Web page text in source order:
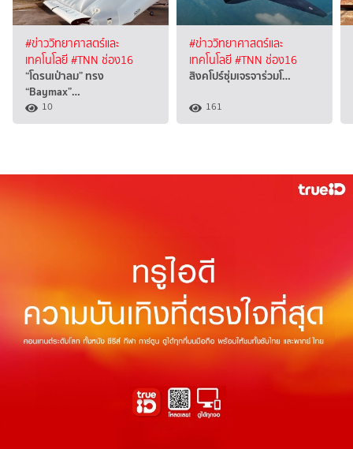
#ข่าววิทยาศาสตร์และ
เทคโนโลยี#TNN ช่อง16
“โดรนเป่าลม” ทรง
“Baymax”…
10
#ข่าววิทยาศาสตร์และ
เทคโนโลยี#TNN ช่อง16
สิงคโปร์ซุ่มเจรจาร่วมโ…
161